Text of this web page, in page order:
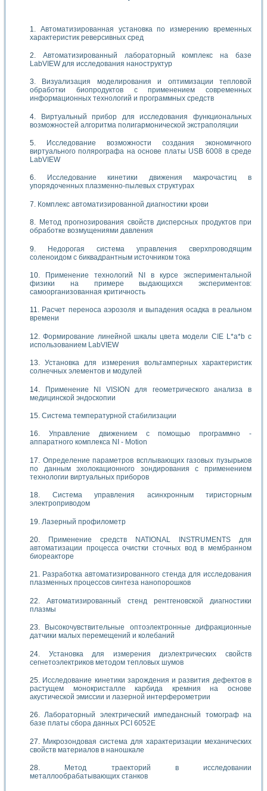
Автоматизированная установка по измерению временных
характеристик реверсивных сред
Автоматизированный лабораторный комплекс на базе
LabVIEW для исследования наноструктур
Визуализация моделирования и оптимизации тепловой
обработки биопродуктов с применением современных
информационных технологий и программных средств
Виртуальный прибор для исследования функциональных
возможностей алгоритма полигармонической экстраполяции
Исследование возможности создания экономичного
виртуального полярографа на основе платы USB 6008 в среде
LabVIEW
Исследование кинетики движения макрочастиц в
упорядоченных плазменно-пылевых структурах
Комплекс автоматизированной диагностики крови
Метод прогнозирования свойств дисперсных продуктов при
обработке возмущениями давления
Недорогая система управления сверхпроводящим
соленоидом с биквадрантным источником тока
Применение технологий NI в курсе экспериментальной
физики на примере выдающихся экспериментов:
самоорганизованная критичность
Расчет переноса аэрозоля и выпадения осадка в реальном
времени
Формирование линейной шкалы цвета модели CIE L*a*b с
использованием LabVIEW
Установка для измерения вольтамперных характеристик
солнечных элементов и модулей
Применение NI VISION для геометрического анализа в
медицинской эндоскопии
Система температурной стабилизации
Управление движением с помощью программно -
аппаратного комплекса NI - Motion
Определение параметров всплывающих газовых пузырьков
по данным эхолокационного зондирования с применением
технологии виртуальных приборов
Система управления асинхронным тиристорным
электроприводом
Лазерный профилометр
Применение средств NATIONAL INSTRUMENTS для
автоматизации процесса очистки сточных вод в мембранном
биореакторе
Разработка автоматизированного стенда для исследования
плазменных процессов синтеза нанопорошков
Автоматизированный стенд рентгеновской диагностики
плазмы
Высокочувствительные оптоэлектронные дифракционные
датчики малых перемещений и колебаний
Установка для измерения диэлектрических свойств
сегнетоэлектриков методом тепловых шумов
Исследование кинетики зарождения и развития дефектов в
растущем монокристалле карбида кремния на основе
акустической эмиссии и лазерной интерферометрии
Лабораторный электрический импедансный томограф на
базе платы сбора данных PCI 6052E
Микрозондовая система для характеризации механических
свойств материалов в наношкале
Метод траекторий в исследовании
металлообрабатывающих станков